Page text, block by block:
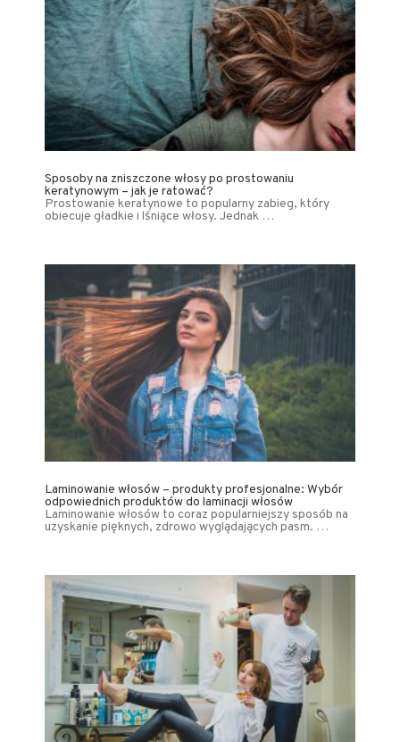
Sposoby na zniszczone włosy po prostowaniu
keratynowym – jak je ratować?
Prostowanie keratynowe to popularny zabieg, który
obiecuje gładkie i lśniące włosy. Jednak …
Laminowanie włosów – produkty profesjonalne: Wybór
odpowiednich produktów do laminacji włosów
Laminowanie włosów to coraz popularniejszy sposób na
uzyskanie pięknych, zdrowo wyglądających pasm. …